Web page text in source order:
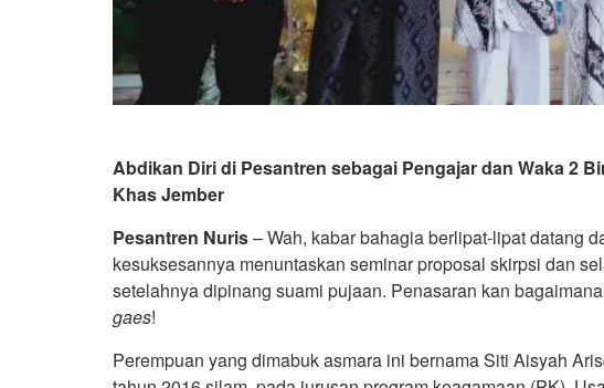
Abdikan Diri di Pesantren sebagai Pengajar dan Waka 2
Khas Jember
Pesantren Nuris– Wah, kabar bahagia berlipat-lipat datang
kesuksesannya menuntaskan seminar proposal skirpsi dan
setelahnya dipinang suami pujaan. Penasaran kan
gaes!
Perempuan yang dimabuk asmara ini bernama Siti Aisyah